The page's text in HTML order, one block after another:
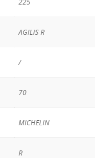
AGILIS R
/
70
MICHELIN
R